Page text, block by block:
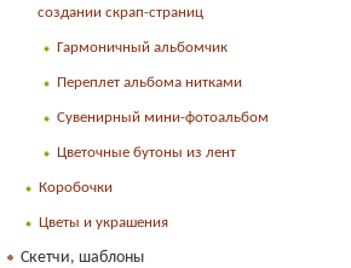
создании скрап-страниц
Гармоничный альбомчик
Переплет альбома нитками
Сувенирный мини-фотоальбом
Цветочные бутоны из лент
Коробочки
Цветы и украшения
Скетчи, шаблоны